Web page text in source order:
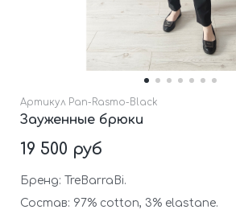
Артикул Pan-Rasmo-Black
Зауженные брюки
19 500 руб
Бренд: TreBarraBi.
Состав: 97% cotton, 3% elastane.